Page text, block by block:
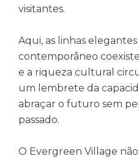
visitantes.
Aqui, as linhas
contemporâneo
e a riqueza cultural
um lembrete da
abraçar o futuro sem
passado.
O Evergreen Village